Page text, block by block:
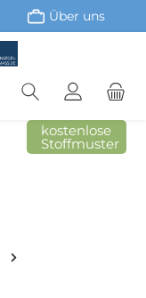
Über uns
kostenlose
Stoffmuster